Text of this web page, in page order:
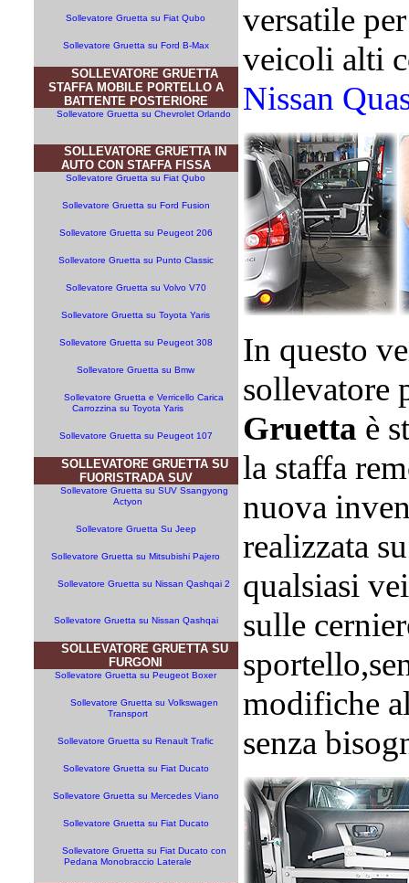
Sollevatore Gruetta su Fiat Qubo
Sollevatore Gruetta su Ford B-Max
SOLLEVATORE GRUETTA
STAFFA MOBILE PORTELLO A
BATTENTE POSTERIORE
Sollevatore Gruetta su Chevrolet Orlando
SOLLEVATORE GRUETTA IN
AUTO CON STAFFA FISSA
Sollevatore Gruetta su Fiat Qubo
Sollevatore Gruetta su Ford Fusion
Sollevatore Gruetta su Peugeot 206
Sollevatore Gruetta su Punto Classic
Sollevatore Gruetta su Volvo V70
Sollevatore Gruetta su Toyota Yaris
Sollevatore Gruetta su Peugeot 308
Sollevatore Gruetta su Bmw
Sollevatore Gruetta e Verricello Carica
Carrozzina su Toyota Yaris
Sollevatore Gruetta su Peugeot 107
SOLLEVATORE GRUETTA SU
FUORISTRADA SUV
Sollevatore Gruetta su SUV Ssangyong
Actyon
Sollevatore Gruetta Su Jeep
Sollevatore Gruetta su Mitsubishi Pajero
Sollevatore Gruetta su Nissan Qashqai 2
Sollevatore Gruetta su Nissan Qashqai
SOLLEVATORE GRUETTA SU
FURGONI
Sollevatore Gruetta su Peugeot Boxer
Sollevatore Gruetta su Volkswagen
Transport
Sollevatore Gruetta su Renault Trafic
Sollevatore Gruetta su Fiat Ducato
Sollevatore Gruetta su Mercedes Viano
Sollevatore Gruetta su Fiat Ducato
Sollevatore Gruetta su Fiat Ducato con
Pedana Monobraccio Laterale
versatile
veicoli alti
Nissan
In questo
sollevatore
Gruetta è
la staffa
nuova
realizzata
qualsiasi
sulle
modifiche
senza